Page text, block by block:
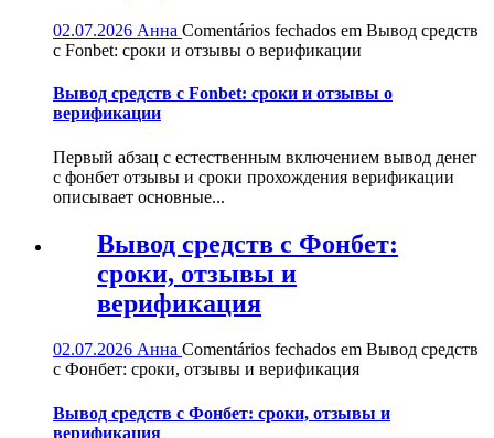
02.07.2026 Анна Comentários fechados em Вывод средств
с Fonbet: сроки и отзывы о верификации
Вывод средств с Fonbet: сроки и отзывы о
верификации
Первый абзац с естественным включением вывод денег
с фонбет отзывы и сроки прохождения верификации
описывает основные...
Вывод средств с Фонбет:
сроки, отзывы и
верификация
02.07.2026 Анна Comentários fechados em Вывод средств
с Фонбет: сроки, отзывы и верификация
Вывод средств с Фонбет: сроки, отзывы и
верификация